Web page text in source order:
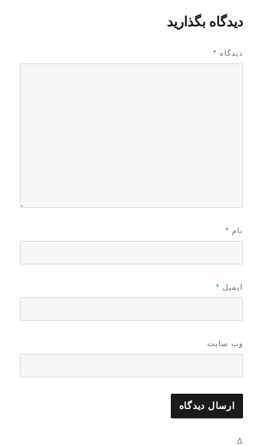
دیدگاه بگذارید
دیدگاه *
نام *
ایمیل *
وب‌ سایت
Δ